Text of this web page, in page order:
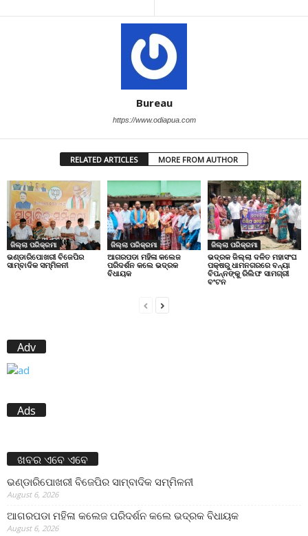
Bureau
https://www.odiapua.com
RELATED ARTICLES MORE FROM AUTHOR
ଜିଲ୍ଲା ପରିକ୍ରମା
ଭଣ୍ଡାରିପୋଖରୀ ବିଜେପିର
ସାମ୍ବାଦିକ ସମ୍ମିଳନୀ
ଜିଲ୍ଲା ପରିକ୍ରମା
ଆଗରପଡା ମହିଳା କଲେଜ
ପରିଦର୍ଶନ କଲେ ଭଦ୍ରକ
ବିଧାୟକ
ଜିଲ୍ଲା ପରିକ୍ରମା
ଭଦ୍ରକ ଜିଲ୍ଲା ଦଳିତ ମହାସଂଘ
ପକ୍ଷରୁ ଧାମନଗରରେ ବନ୍ୟା
ବିପନ୍ନଙ୍କୁ ରିଲିଫ ସାମଗ୍ରୀ
ବଂଟନ
Adv
Ads
ଖବର ଏବେ ଏବେ
ଭଣ୍ଡାରିପୋଖରୀ ବିଜେପିର ସାମ୍ବାଦିକ ସମ୍ମିଳନୀ
August 6, 2026
ଆଗରପଡା ମହିଳା କଲେଜ ପରିଦର୍ଶନ କଲେ ଭଦ୍ରକ ବିଧାୟକ
August 6, 2026